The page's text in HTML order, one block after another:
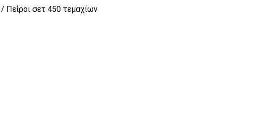
/ Πείροι σετ 450 τεμαχίων